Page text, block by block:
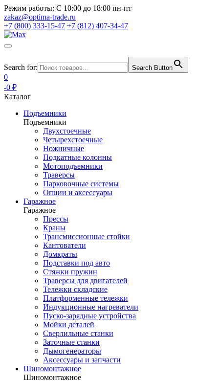
Режим работы: С 10:00 до 18:00 пн-пт
zakaz@optima-trade.ru
+7 (800) 333-15-47 +7 (812) 407-34-47
Search for: Search Button
0
-0 ₽
Каталог
Подъемники
Подъемники
Двухстоечные
Четырехстоечные
Ножничные
Подкатные колонны
Мотоподъемники
Траверсы
Парковочные системы
Опции и аксессуары
Гаражное
Гаражное
Прессы
Краны
Трансмиссионные стойки
Кантователи
Домкраты
Подставки под авто
Стяжки пружин
Траверсы для двигателей
Тележки складские
Платформенные тележки
Индукционные нагреватели
Пуско-зарядные устройства
Мойки деталей
Сверлильные станки
Заточные станки
Дымогенераторы
Аксессуары и запчасти
Шиномонтажное
Шиномонтажное